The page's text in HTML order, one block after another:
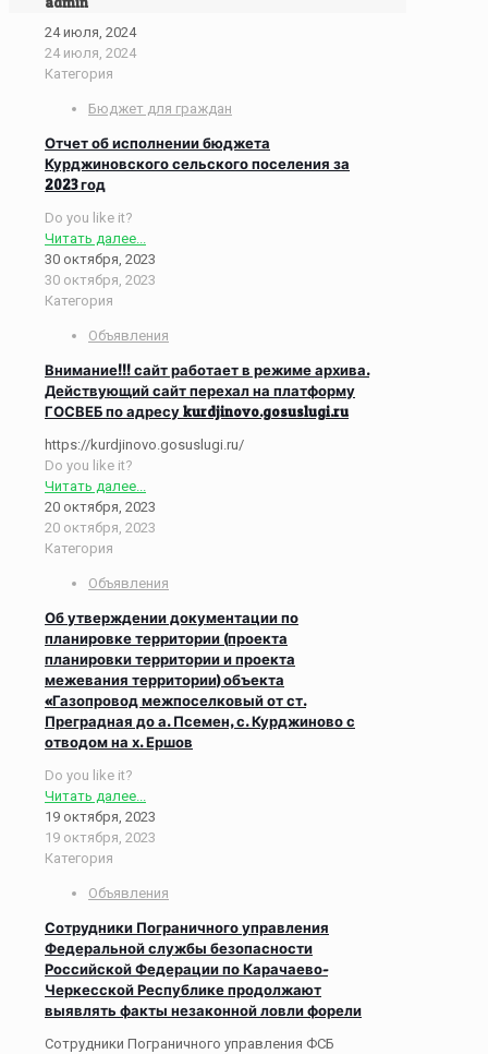
24 июля, 2024
24 июля, 2024
Категория
Бюджет для граждан
Отчет об исполнении бюджета
Курджиновского сельского поселения за
2023 год
Do you like it?
Читать далее...
30 октября, 2023
30 октября, 2023
Категория
Объявления
Внимание!!! сайт работает в режиме архива.
Действующий сайт перехал на платформу
ГОСВЕБ по адресу kurdjinovo.gosuslugi.ru
https://kurdjinovo.gosuslugi.ru/
Do you like it?
Читать далее...
20 октября, 2023
20 октября, 2023
Категория
Объявления
Об утверждении документации по
планировке территории (проекта
планировки территории и проекта
межевания территории) объекта
«Газопровод межпоселковый от ст.
Преградная до а. Псемен, с. Курджиново с
отводом на х. Ершов
Do you like it?
Читать далее...
19 октября, 2023
19 октября, 2023
Категория
Объявления
Сотрудники Пограничного управления
Федеральной службы безопасности
Российской Федерации по Карачаево-
Черкесской Республике продолжают
выявлять факты незаконной ловли форели
Сотрудники Пограничного управления ФСБ